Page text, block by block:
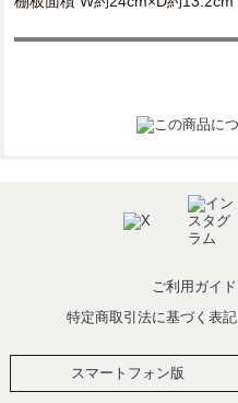
ご利用ガイド
特定商取引法に基づく表記
スマートフォン版